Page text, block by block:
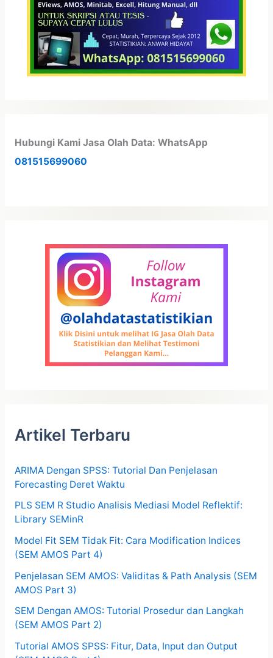
Hubungi Kami Jasa Olah Data: WhatsApp
081515699060
Artikel Terbaru
ARIMA Dengan SPSS: Tutorial Dan Penjelasan
Forecasting Deret Waktu
PLS SEM R Studio Analisis Mediasi Model Reflektif:
Library SEMinR
Model Fit SEM Tidak Fit: Cara Modification Indices
(SEM AMOS Part 4)
Penjelasan SEM AMOS: Validitas & Path Analysis (SEM
AMOS Part 3)
SEM Dengan AMOS: Tutorial Prosedur dan Langkah
(SEM AMOS Part 2)
Tutorial AMOS SPSS: Fitur, Data, Input dan Output